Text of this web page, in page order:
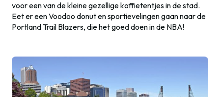
voor een van de kleine gezellige koffietentjes in de stad.
Eet er een Voodoo donut en sportievelingen gaan naar de
Portland Trail Blazers, die het goed doen in de NBA!